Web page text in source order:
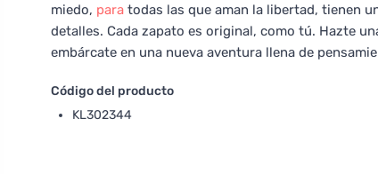
miedo, para todas las que aman la libertad, tienen
detalles. Cada zapato es original, como tú. Hazte
embárcate en una nueva aventura llena de
Código del producto
KL302344